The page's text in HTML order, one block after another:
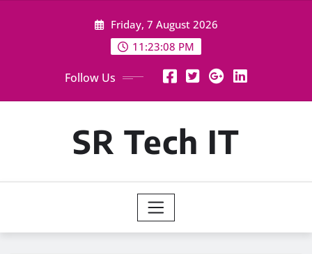
Friday, 7 August 2026
11:23:09 PM
Follow Us
SR Tech IT